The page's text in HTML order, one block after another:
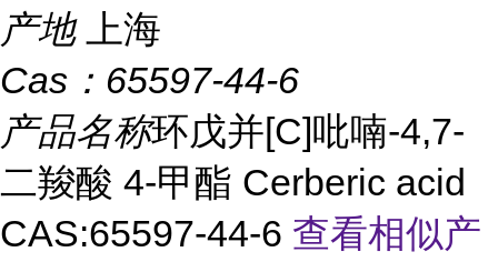
产地
上海
Cas： 65597-44-6
产品名称环戊并[C]吡喃-4,7-
二羧酸 4-甲酯 Cerberic acid
CAS:65597-44-6 查看相似产